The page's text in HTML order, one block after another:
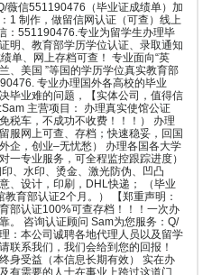
薇信551190476（毕业证成绩单）加
1 制作，做留信网认证（可查）线上
：551190476.专业为留学生办理毕
明、教育部学历学位认证、录取通知
单、网上存档可查！ 专业面向“英
、美国 ”等国的学历学位真实教育部
专业办理国外各高校的毕业
毕业难的问题，【实体公司，值得信
主营项目： 办理真实使馆公证
税车，不成功不收费！！！） 办理
服网上可查、存档；快速稳妥，回国
企，创业–无忧愁） 办理各国各大学
一专业服务，可全程监控跟踪进度）
、水印、烫金、激光防伪、凹凸
、设计，印刷，DHL快递； （毕业
育部认证2个月。） 【郑重声明：
部认证100%可查存档！！！一次办
。 咨询认证顾问 Sam为您服务：Q/
本公司诚聘各地代理人员以及留学
联系我们，我们会给到您的回报！
身受益（本信息长期有效） 实在办